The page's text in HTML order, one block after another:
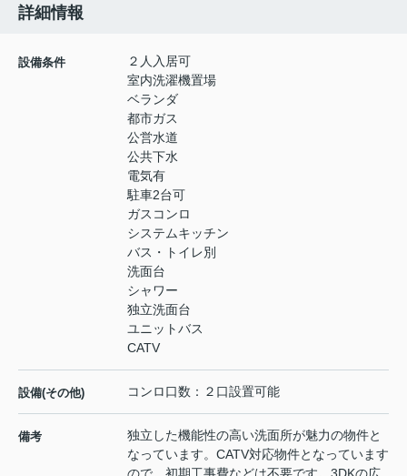
詳細情報
設備条件
２人入居可
室内洗濯機置場
ベランダ
都市ガス
公営水道
公共下水
電気有
駐車2台可
ガスコンロ
システムキッチン
バス・トイレ別
洗面台
シャワー
独立洗面台
ユニットバス
CATV
設備(その他) コンロ口数：２口設置可能
備考
独立した機能性の高い洗面所が魅力の物件と
なっています。CATV対応物件となっています